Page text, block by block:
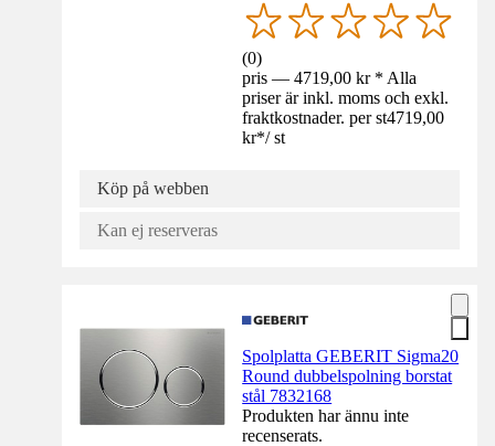
(0)
pris — 4719,00 kr * Alla
priser är inkl. moms och exkl.
fraktkostnader. per st4719,00
kr*/ st
Köp på webben
Kan ej reserveras
Spolplatta GEBERIT Sigma20
Round dubbelspolning borstat
stål 7832168
Produkten har ännu inte
recenserats.